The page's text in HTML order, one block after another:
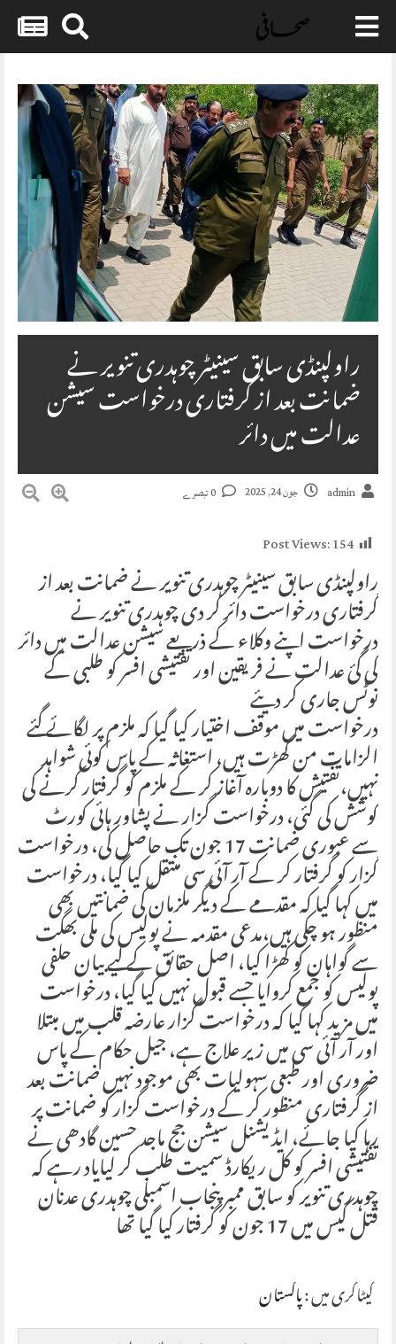
Skip
content
راولپنڈی سابق سینیٹر چوہدری تنویر نے
ضمانت بعد از گرفتاری درخواست سیشن
عدالت میں دائر
admin جون 24, 2025
Post Views:154
راولپنڈی سابق سینیٹر چوہدری تنویر نے ضمانت بعد از
گرفتاری درخواست دائر کر دی چوہدری تنویر نے
درخواست اپنے وکلاء کے ذریعے سیشن عدالت میں دائر
کی گئ عدالت نے فریقین اور تفتیشی افسر کو طلبی کے
نوٹس جاری کر دیئے
درخواست میں موقف اختیار کیا گیا کہ ملزم پر لگائے گئے
الزامات من گھڑت ہیں، استغاثہ کے پاس کوئی شواہد
نہیں،تفتیش کا دوبارہ آغاز کر کے ملزم کو گرفتار کرنے کی
کوشش کی گئی، درخواست گزار نے پشاور ہائی کورٹ
سے عبوری ضمانت 17 جون تک حاصل کی، درخواست
گزار کو گرفتار کر کے آر آئی سی منتقل کیا گیا، درخواست
میں کہا گیا کہ مقدمے کے دیگر ملزمان کی ضمانتیں بھی
منظور ہو چکی ہیں،مدعی مقدمہ نے پولیس کی ملی بھگت
سے گواہان کو کھڑا کیا، اصل حقائق کے لیے بیان حلفی
پولیس کو جمع کروایا جسے قبول نہیں کیا گیا، درخواست
میں مزید کہا گیا کہ درخواست گزار عارضہ قلب میں مبتلا
اور آر آئی سی میں زیر علاج ہے، جیل حکام کے پاس
ضروری اور طبعی سہولیات بھی موجود نہیں ضمانت بعد
از گرفتاری منظور کر کے درخواست گزار کو ضمانت پر
رہا کیا جائے، ایڈیشنل سیشن جج ماجد حسین گادھی نے
تفتیشی افسر کو کل ریکارڈ سمیت طلب کر لیایاد رہے کہ
چوہدری تنویر کو سابق ممبر پنجاب اسمبلی چوہدری عدنان
قتل کیس میں 17 جون کو گرفتار کیا گیا تھا
کیٹاگری میں :پاکستان